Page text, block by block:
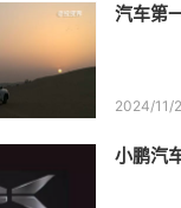
汽车第
2024/11/
小鹏汽